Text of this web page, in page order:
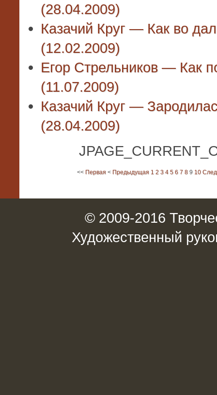
(28.04.2009)
Казачий Круг — Как во
(12.02.2009)
Егор Стрельников — Как
(11.07.2009)
Казачий Круг —
(28.04.2009)
<< Первая < Предыдущая 1 2 3 4 5 6 7 8 9 10
© 2009-2016
Художественный